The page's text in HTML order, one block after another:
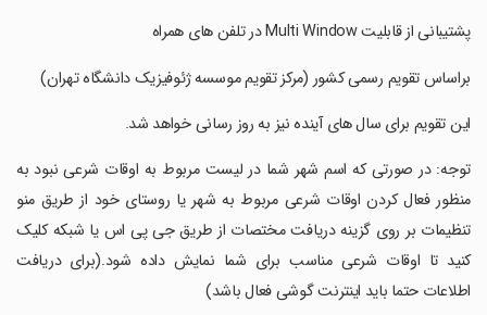
‏‏‏‏پشتیبانی از قابلیت Multi Window در تلفن های همراه
‏‏‏‏براساس تقویم رسمی کشور (مرکز تقویم موسسه ژئوفیزیک دانشگاه تهران)
‏‏‏‏این تقویم برای سال های آینده نیز به روز رسانی خواهد شد.
‏‏‏‏توجه: در صورتی که اسم شهر شما در لیست مربوط به اوقات شرعی نبود به
منظور فعال کردن اوقات شرعی مربوط به شهر یا روستای خود از طریق منو
تنظیمات بر روی گزینه دریافت مختصات از طریق جی پی اس یا شبکه کلیک
کنید تا اوقات شرعی مناسب برای شما نمایش داده شود.(برای دریافت
اطلاعات حتما باید اینترنت گوشی فعال باشد)